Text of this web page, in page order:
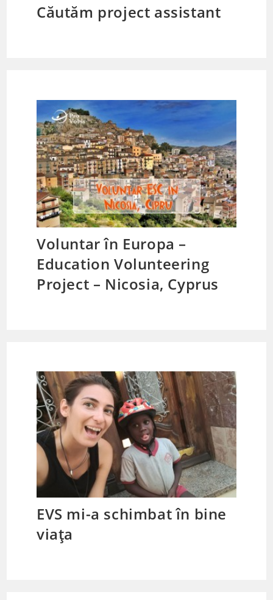
Căutăm project assistant
Voluntar în Europa –
Education Volunteering
Project – Nicosia, Cyprus
EVS mi-a schimbat în bine
viața